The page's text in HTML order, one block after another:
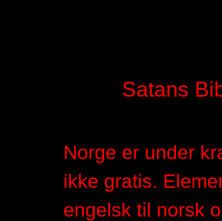
Satans
Norge er under
ikke gratis.
engelsk til norsk